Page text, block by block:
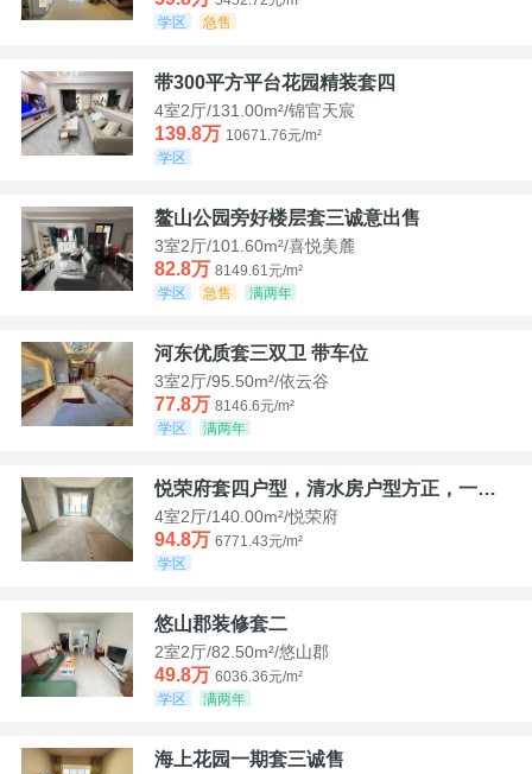
学区
急售
带300平方平台花园精装套四
4室2厅/131.00m²/锦官天宸
139.8万 10671.76元/m²
学区
鳌山公园旁好楼层套三诚意出售
3室2厅/101.60m²/喜悦美麓
82.8万 8149.61元/m²
学区
急售 满两年
河东优质套三双卫 带车位
3室2厅/95.50m²/依云谷
77.8万 8146.6元/m²
学区
满两年
悦荣府套四户型，清水房户型方正，一口价94，8
4室2厅/140.00m²/悦荣府
94.8万 6771.43元/m²
学区
悠山郡装修套二
2室2厅/82.50m²/悠山郡
49.8万 6036.36元/m²
学区
满两年
海上花园一期套三诚售